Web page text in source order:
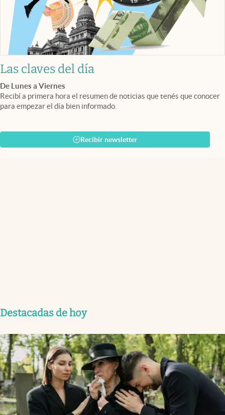
Las claves del día
De Lunes a Viernes
Recibí a primera hora el resumen de noticias que tenés que conocer
para empezar el día bien informado.
Recibir newsletter
Destacadas de hoy